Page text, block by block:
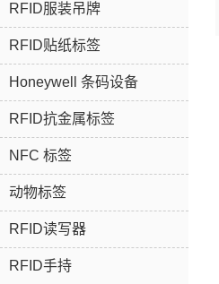
RFID服装吊牌
RFID贴纸标签
Honeywell 条码设备
RFID抗金属标签
NFC 标签
动物标签
RFID读写器
RFID手持